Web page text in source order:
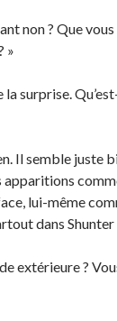
non ? Que
»
surprise.
Il semble juste
apparitions
lui-même
dans Shunter
extérieure ?